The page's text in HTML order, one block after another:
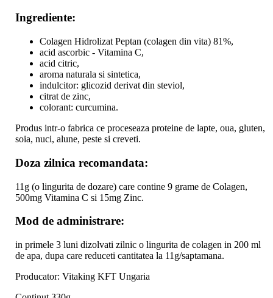
Ingrediente:
Colagen Hidrolizat Peptan (colagen din vita) 81%,
acid ascorbic - Vitamina C,
acid citric,
aroma naturala si sintetica,
indulcitor: glicozid derivat din steviol,
citrat de zinc,
colorant: curcumina.
Produs intr-o fabrica ce proceseaza proteine de lapte, oua, gluten,
soia, nuci, alune, peste si creveti.
Doza zilnica recomandata:
11g (o lingurita de dozare) care contine 9 grame de Colagen,
500mg Vitamina C si 15mg Zinc.
Mod de administrare:
in primele 3 luni dizolvati zilnic o lingurita de colagen in 200 ml
de apa, dupa care reduceti cantitatea la 11g/saptamana.
Producator: Vitaking KFT Ungaria